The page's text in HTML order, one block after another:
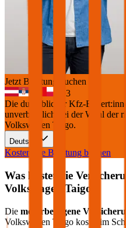
Jetzt Beratung buchen
+3
Die durchblicker Kfz-
unverbindlich bei der Wahl der
Volkswagen Taigo.
Deutsch
Kostenlose Beratung buchen
Was kostet die
Volkswagen
Taigo
Die motorbezogene
Volkswagen Taigo kostet im